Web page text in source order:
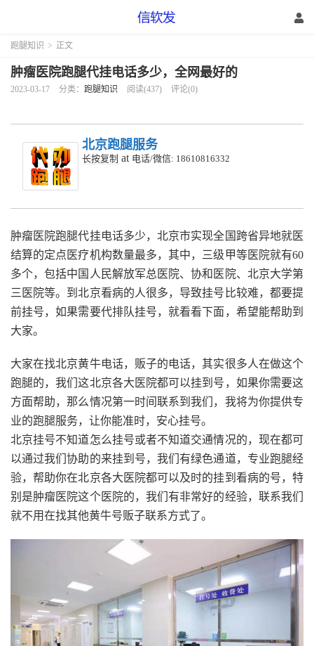
跑腿知识 > 正文
肿瘤医院跑腿代挂电话多少，全网最好的
2023-03-17 分类： 跑腿知识 阅读(437) 评论(0)
北京跑腿服务
长按复制 at 电话/微信: 18610816332
肿瘤医院跑腿代挂电话多少，北京市实现全国跨省异地就医
结算的定点医疗机构数量最多，其中，三级甲等医院就有60
多个，包括中国人民解放军总医院、协和医院、北京大学第
三医院等。到北京看病的人很多，导致挂号比较难，都要提
前挂号，如果需要代排队挂号，就看看下面，希望能帮助到
大家。
大家在找北京黄牛电话，贩子的电话，其实很多人在做这个
跑腿的，我们这北京各大医院都可以挂到号，如果你需要这
方面帮助，那么情况第一时间联系到我们，我将为你提供专
业的跑腿服务，让你能准时，安心挂号。
北京挂号不知道怎么挂号或者不知道交通情况的，现在都可
以通过我们协助的来挂到号，我们有绿色通道，专业跑腿经
验，帮助你在北京各大医院都可以及时的挂到看病的号，特
别是肿瘤医院这个医院的，我们有非常好的经验，联系我们
就不用在找其他黄牛号贩子联系方式了。